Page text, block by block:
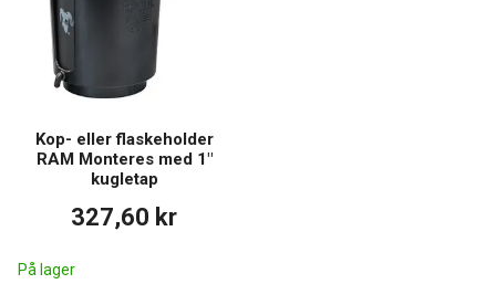
Kop- eller flaskeholder
RAM Monteres med 1"
kugletap
327,60 kr
På lager